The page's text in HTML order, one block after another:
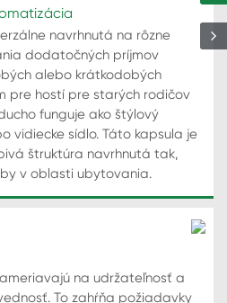
navrhnutá na rôzne
dodatočných príjmov
alebo krátkodobých
pre hostí pre starých rodičov
funguje ako štýlový
vidiecke sídlo. Táto kapsula je
štruktúra navrhnutá tak,
v oblasti ubytovania.
na udržateľnosť a
To zahŕňa požiadavky